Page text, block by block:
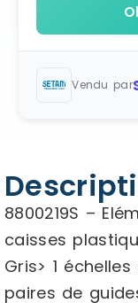
Vendu par
8800219S –
caisses
Gris> 1
paires de